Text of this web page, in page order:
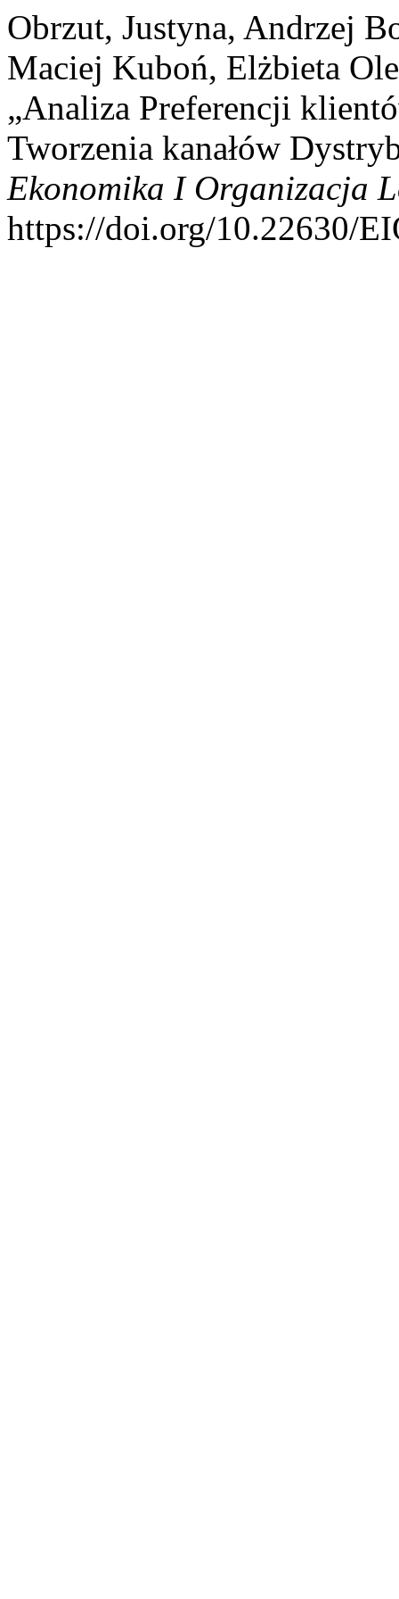
Obrzut, Justyna, Andrzej
Maciej Kuboń, Elżbieta
„Analiza Preferencji
Tworzenia kanałów
Ekonomika I Organizacja
https://doi.org/10.22630/